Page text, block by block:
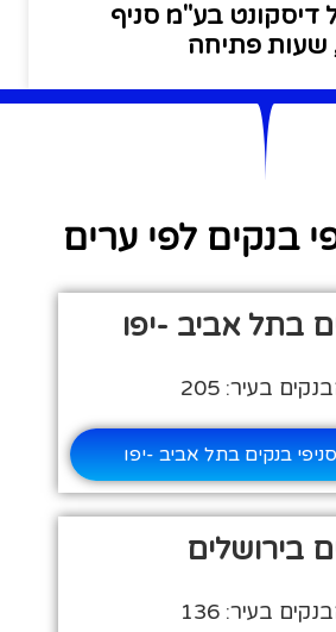
דיסקונט בע"מ סניף
שעות פתיחה
בנקים לפי ערים
בתל אביב -יפו
בעיר: 205
בנקים בתל אביב -יפו
בירושלים
בעיר: 136